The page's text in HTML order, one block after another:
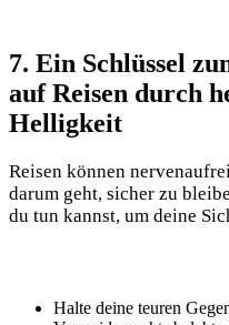
7. Ein Schlüssel‍
auf Reisen durch
⁢Helligkeit
Reisen können
darum geht, sicher zu
du tun kannst, um deine​
Halte deine⁣ teuren‌